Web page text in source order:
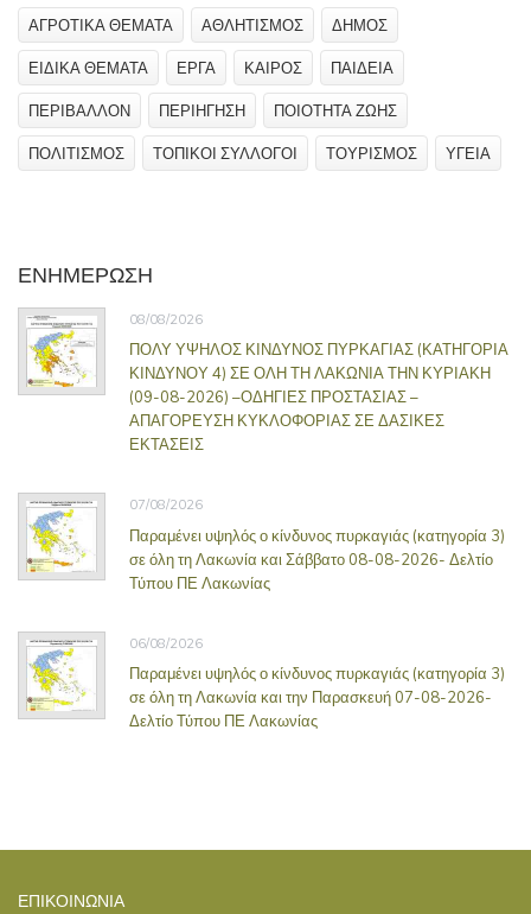
ΑΓΡΟΤΙΚΑ ΘΕΜΑΤΑ ΑΘΛΗΤΙΣΜΟΣ ΔΗΜΟΣ
ΕΙΔΙΚΑ ΘΕΜΑΤΑ ΕΡΓΑ ΚΑΙΡΟΣ ΠΑΙΔΕΙΑ
ΠΕΡΙΒΑΛΛΟΝ ΠΕΡΙΗΓΗΣΗ ΠΟΙΟΤΗΤΑ ΖΩΗΣ
ΠΟΛΙΤΙΣΜΟΣ ΤΟΠΙΚΟΙ ΣΥΛΛΟΓΟΙ ΤΟΥΡΙΣΜΟΣ ΥΓΕΙΑ
ΕΝΗΜΕΡΩΣΗ
08/08/2026
ΠΟΛΥ ΥΨΗΛΟΣ ΚΙΝΔΥΝΟΣ ΠΥΡΚΑΓΙΑΣ (ΚΑΤΗΓΟΡΙΑ
ΚΙΝΔΥΝΟΥ 4) ΣΕ ΟΛΗ ΤΗ ΛΑΚΩΝΙΑ ΤΗΝ ΚΥΡΙΑΚΗ
(09-08-2026) –ΟΔΗΓΙΕΣ ΠΡΟΣΤΑΣΙΑΣ –
ΑΠΑΓΟΡΕΥΣΗ ΚΥΚΛΟΦΟΡΙΑΣ ΣΕ ΔΑΣΙΚΕΣ
ΕΚΤΑΣΕΙΣ
07/08/2026
Παραμένει υψηλός ο κίνδυνος πυρκαγιάς (κατηγορία 3)
σε όλη τη Λακωνία και Σάββατο 08-08-2026- Δελτίο
Τύπου ΠΕ Λακωνίας
06/08/2026
Παραμένει υψηλός ο κίνδυνος πυρκαγιάς (κατηγορία 3)
σε όλη τη Λακωνία και την Παρασκευή 07-08-2026-
Δελτίο Τύπου ΠΕ Λακωνίας
ΕΠΙΚΟΙΝΩΝΊΑ